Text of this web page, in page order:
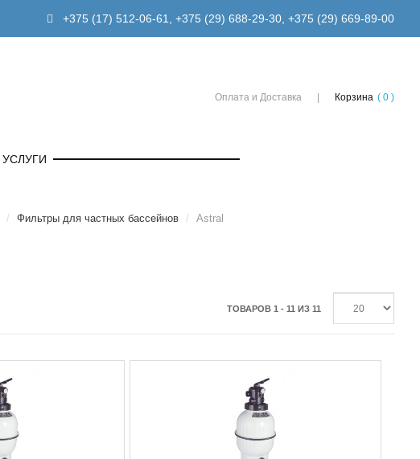
+375 (17) 512-06-61 +375 (29) 688-29-30 +375 (29) 669-89-00
Оплата и Доставка Корзина ( 0 )
УСЛУГИ
/ Фильтры для частных бассейнов / Astral
ТОВАРОВ 1 - 11 ИЗ 11